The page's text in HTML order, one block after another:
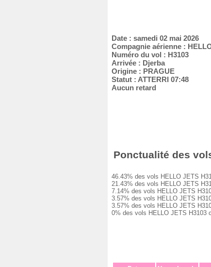
Date : samedi 02 mai 2026
Compagnie aérienne :
Numéro du vol : H3103
Arrivée : Djerba
Origine : PRAGUE
Statut : ATTERRI 07:48
Aucun retard
Ponctualité des
46.43% des vols HELLO JETS
21.43% des vols HELLO JETS
7.14% des vols HELLO JETS
3.57% des vols HELLO JETS
3.57% des vols HELLO JETS
0% des vols HELLO JETS H3103